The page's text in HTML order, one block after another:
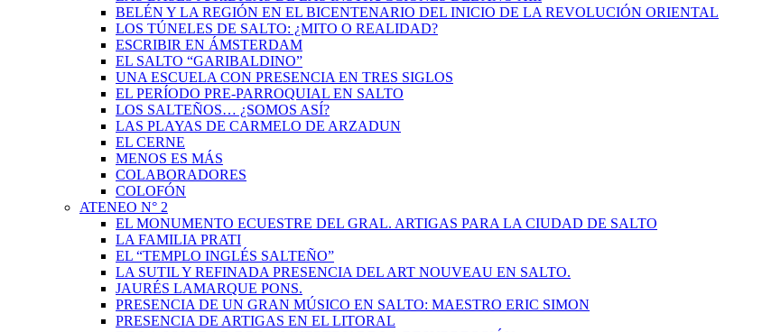
BELÉN Y LA REGIÓN EN EL BICENTENARIO DEL INICIO DE LA REVOLUCIÓN ORIENTAL
LOS TÚNELES DE SALTO: ¿MITO O REALIDAD?
ESCRIBIR EN ÁMSTERDAM
EL SALTO “GARIBALDINO”
UNA ESCUELA CON PRESENCIA EN TRES SIGLOS
EL PERÍODO PRE-PARROQUIAL EN SALTO
LOS SALTEÑOS… ¿SOMOS ASÍ?
LAS PLAYAS DE CARMELO DE ARZADUN
EL CERNE
MENOS ES MÁS
COLABORADORES
COLOFÓN
ATENEO N° 2
EL MONUMENTO ECUESTRE DEL GRAL. ARTIGAS PARA LA CIUDAD DE SALTO
LA FAMILIA PRATI
EL “TEMPLO INGLÉS SALTEÑO”
LA SUTIL Y REFINADA PRESENCIA DEL ART NOUVEAU EN SALTO.
JAURÉS LAMARQUE PONS.
PRESENCIA DE UN GRAN MÚSICO EN SALTO: MAESTRO ERIC SIMON
PRESENCIA DE ARTIGAS EN EL LITORAL